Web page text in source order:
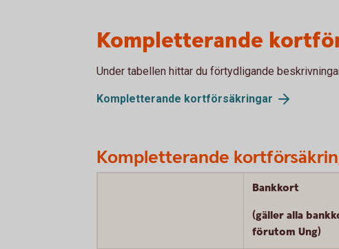
Kompletterande
Under tabellen hittar du förtydligande
Kompletterande kortförsäkringar
Kompletterande
Bankkort
(gäller alla
förutom Ung)